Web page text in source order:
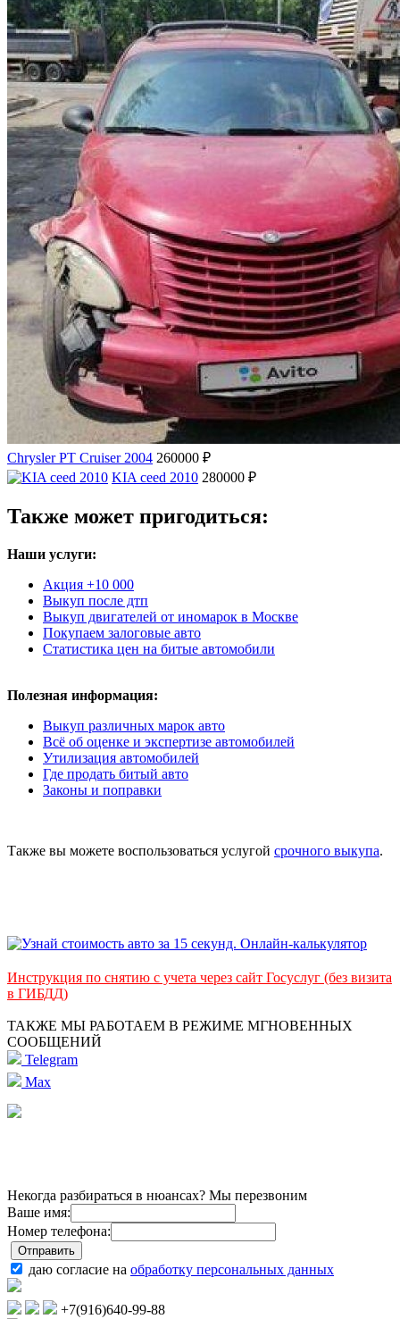
Chrysler PT Cruiser 2004 260000 ₽
KIA ceed 2010 280000 ₽
Также может пригодиться:
Наши услуги:
Акция +10 000
Выкуп после дтп
Выкуп двигателей от иномарок в Москве
Покупаем залоговые авто
Статистика цен на битые автомобили
Полезная информация:
Выкуп различных марок авто
Всё об оценке и экспертизе автомобилей
Утилизация автомобилей
Где продать битый авто
Законы и поправки
Также вы можете воспользоваться услугой срочного выкупа.
Инструкция по снятию с учета через сайт Госуслуг (без визита
в ГИБДД)
ТАКЖЕ МЫ РАБОТАЕМ В РЕЖИМЕ МГНОВЕННЫХ
СООБЩЕНИЙ
Telegram
Max
Некогда разбираться в нюансах? Мы перезвоним
Ваше имя:
Номер телефона:
даю согласие на обработку персональных данных
+7(916)640-99-88